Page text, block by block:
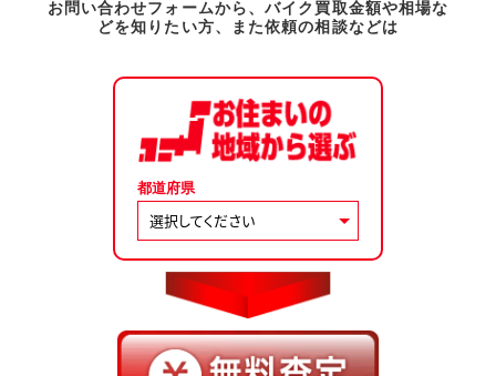
お問い合わせフォームから、バイク買取金額や相場な
どを知りたい方、また依頼の相談などは
都道府県